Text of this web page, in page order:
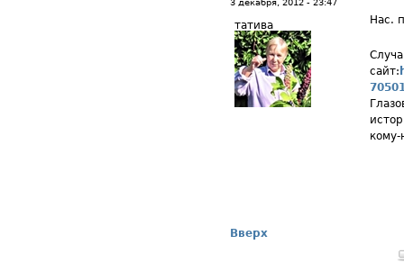
3 декабря, 2012 - 23:47
татива Нас.
сайт:
кому-
Вверх